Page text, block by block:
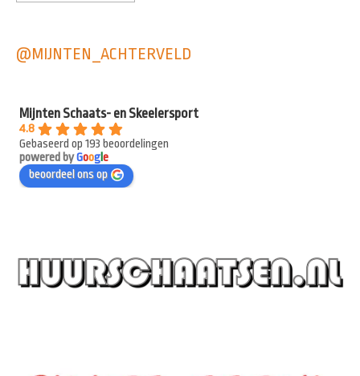
@MIJNTEN_ACHTERVELD
Mijnten Schaats- en Skeelersport
4.8
Gebaseerd op 193 beoordelingen
powered byGooge
beoordeel ons op